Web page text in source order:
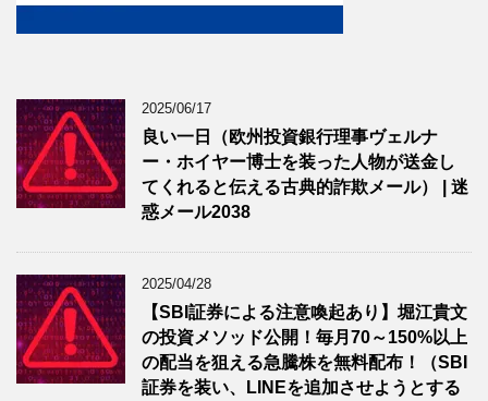
2025/06/17
良い一日（欧州投資銀行理事ヴェルナ
ー・ホイヤー博士を装った人物が送金し
てくれると伝える古典的詐欺メール） | 迷
惑メール2038
2025/04/28
【SBI証券による注意喚起あり】堀江貴文
の投資メソッド公開！毎月70～150%以上
の配当を狙える急騰株を無料配布！（SBI
証券を装い、LINEを追加させようとする